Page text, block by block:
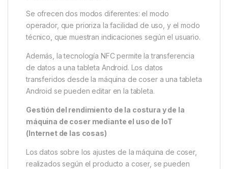
Se ofrecen dos modos diferentes: el modo
operador, que prioriza la facilidad de uso, y el modo
técnico, que muestran indicaciones según el usuario.
Además, la tecnología NFC permite la transferencia
de datos a una tableta Android. Los datos
transferidos desde la máquina de coser a una tableta
Android se pueden editar en la tableta.
Gestión del rendimiento de la costura y de la
máquina de coser mediante el uso de IoT
(Internet de las cosas)
Los datos sobre los ajustes de la máquina de coser,
realizados según el producto a coser, se pueden